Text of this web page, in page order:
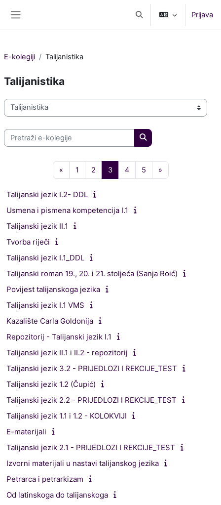
Toggle search inputPrijava
E-kolegiji Talijanistika
Talijanistika
Popis e-kolegija
Pretraži e-kolegije
Pretraži e-kolegije
«Prethodna stranica
1 Stranica 1
2Stranica 2
3Stranica 3
4Stranica 4
5Stranica 5
»Sljedeća stranica
Talijanski jezik I.2- DDL
Usmena i pismena kompetencija I.1
Talijanski jezik II.1
Tvorba riječi
Talijanski jezik I.1_DDL
Talijanski roman 19., 20. i 21. stoljeća (Sanja Roić)
Povijest talijanskoga jezika
Talijanski jezik I.1 VMS
Kazalište Carla Goldonija
Repozitorij - Talijanski jezik I.1
Talijanski jezik II.1 i II.2 - repozitorij
Talijanski jezik 3.2 - PRIJEDLOZI I REKCIJE_TEST
Talijanski jezik 1.2 (Čupić)
Talijanski jezik 2.2 - PRIJEDLOZI I REKCIJE_TEST
Talijanski jezik 1.1 i 1.2 - KOLOKVIJI
E-materijali
Talijanski jezik 2.1 - PRIJEDLOZI I REKCIJE_TEST
Izvorni materijali u nastavi talijanskog jezika
Petrarca i petrarkizam
Od latinskoga do talijanskoga